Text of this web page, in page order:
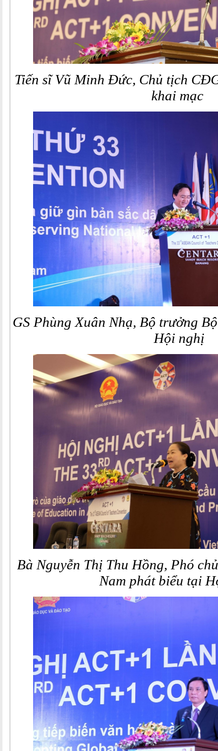
Tiến sĩ Vũ Minh Đức, Chủ tịch
khai mạc
GS Phùng Xuân Nhạ, Bộ trưởng
Hội nghị
Bà Nguyễn Thị Thu Hồng, Phó
Nam phát biểu tại